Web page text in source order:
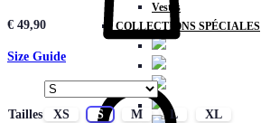
Vestes
COLLECTIONS SPÉCIALES
€ 49,90
Size Guide
Tailles XS S M L
XL